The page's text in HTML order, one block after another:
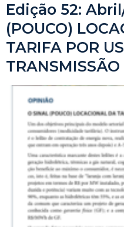
Edição 52:
(POUCO)
TARIFA POR
TRANSMISSÃO